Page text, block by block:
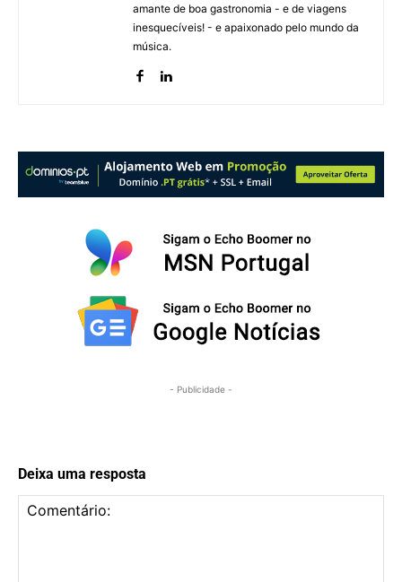
amante de boa gastronomia - e de viagens
inesquecíveis! - e apaixonado pelo mundo da
música.
- Publicidade -
Deixa uma resposta